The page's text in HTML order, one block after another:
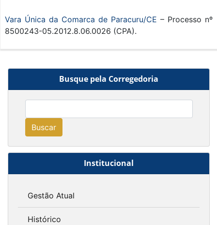
Busque pela Corregedoria
Buscar
Institucional
Gestão Atual
Histórico
Vara Única da Comarca de Paracuru/CE – Processo nº
8500243-05.2012.8.06.0026 (CPA).